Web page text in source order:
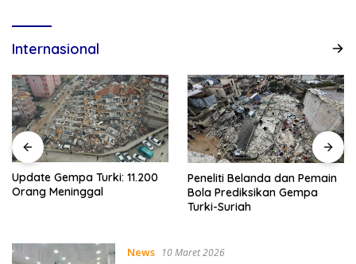
Internasional
Turki: 11.200
Peneliti Belanda dan Pemain
Bola Prediksikan Gempa
Turki-Suriah
Gempa
Tewas
News 10 Maret 2026